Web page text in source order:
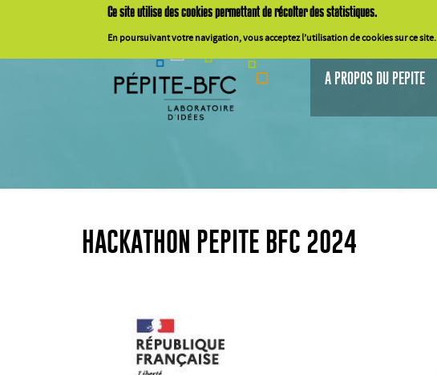
Cesiteutilisedes cookiespermettantderécolterdesstatistiques.
En poursuivantvotre navigation,vousacceptezl’utilisationde cookiessurcesite.
Aller au contenu principal
A PROPOS DU PEPITE
HACKATHON PEPITE BFC 2024